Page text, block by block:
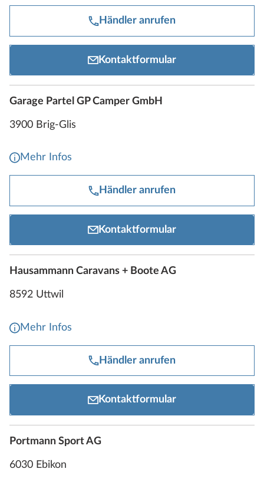
Händler anrufen
Kontaktformular
Garage Partel GP Camper GmbH
3900 Brig-Glis
Mehr Infos
Händler anrufen
Kontaktformular
Hausammann Caravans + Boote AG
8592 Uttwil
Mehr Infos
Händler anrufen
Kontaktformular
Portmann Sport AG
6030 Ebikon